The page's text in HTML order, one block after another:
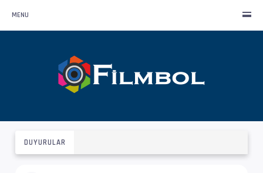
MENU
DUYURULAR